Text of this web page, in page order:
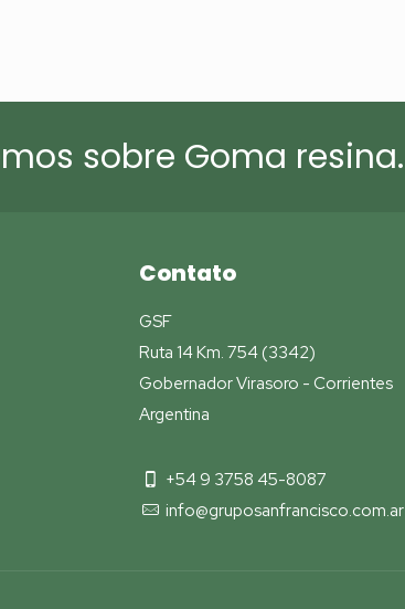
sobre Goma resina.
Contato
GSF
Ruta 14 Km. 754 (3342)
Gobernador Virasoro - Corrientes
Argentina
+54 9 3758 45-8087
info@gruposanfrancisco.com.ar